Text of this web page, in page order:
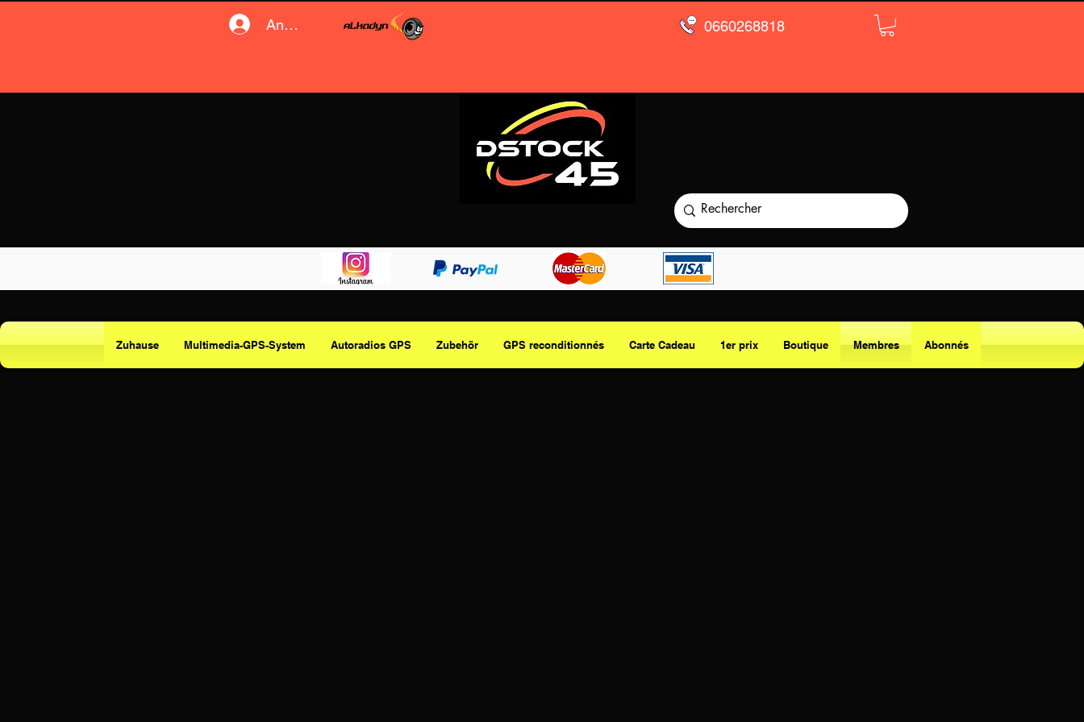
Anmelden 0660268818
Zuhause Multimedia-GPS-System Autoradios GPS Zubehör GPS reconditionnés Carte Cadeau 1er prix Boutique Membres Abonnés